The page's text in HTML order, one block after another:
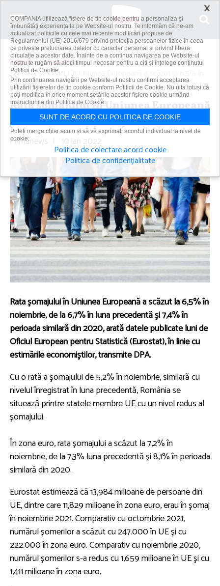
Acasă
Economic
Rata şomajului în Uniunea Europeană a scăzut la 6,5% în
noiembrie
Rata şomajului în Uniunea Europeană
a scăzut la 6,5% în noiembrie
Primanews | 10 ian 2022
Rata şomajului în Uniunea Europeană a scăzut la 6,5% în
noiembrie, de la 6,7% în luna precedentă şi 7,4% în
perioada similară din 2020, arată datele publicate luni de
Oficiul European pentru Statistică (Eurostat), în linie cu
estimările economiştilor, transmite DPA.
Cu o rată a şomajului de 5,2% în noiembrie, similară cu
nivelul înregistrat în luna precedentă, România se
situează printre statele membre UE cu un nivel redus al
şomajului.
În zona euro, rata şomajului a scăzut la 7,2% în
noiembrie, de la 7,3% luna precedentă şi 8,1% în perioada
similară din 2020.
Eurostat estimează că 13,984 milioane de persoane din
UE, dintre care 11,829 milioane în zona euro, erau în şomaj
în noiembrie 2021. Comparativ cu octombrie 2021,
numărul şomerilor a scăzut cu 247.000 în UE şi cu
222.000 în zona euro. Comparativ cu noiembrie 2020,
numărul şomerilor s-a redus cu 1,659 milioane în UE şi cu
1,411 milioane în zona euro.
×
COMPANIA utilizează fişiere de tip cookie pentru a personaliza și
îmbunătăți experiența ta pe Website-ul nostru. Te informăm că ne-am
actualizat politicile cu cele mai recente modificări propuse de
Regulamentul (UE) 2016/679 privind protecția persoanelor fizice în ceea
ce privește prelucrarea datelor cu caracter personal și privind libera
circulație a acestor date. Înainte de a continua navigarea pe Website-ul
nostru te rugăm să aloci timpul necesar pentru a citi și înțelege conținutul
Politicii de Cookie.
Prin continuarea navigării pe Website-ul nostru confirmi acceptarea
utilizării fişierelor de tip cookie conform Politicii de Cookie. Nu uita totuși că
poți modifica în orice moment setările acestor fişiere cookie urmând
instrucțiunile din Politica de Cookie.
SUNT DE ACORD CU POLITICA DE COOKIE
Puteți merge chiar acum și să vă exprimați acordul individual la nivel de
cookie:
Politica de colectare acord cookie
Politica de confidențialitate